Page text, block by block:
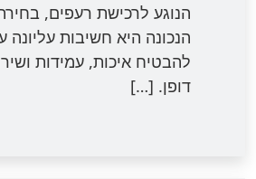
הנוגע לרכישת רעפים,
הנכונה היא חשיבות עליונה
להבטיח איכות, עמידות
דופן. […]